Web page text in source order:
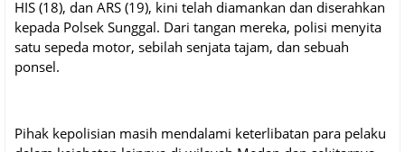
HIS (18), dan ARS (19), kini telah diamankan dan diserahkan
kepada Polsek Sunggal. Dari tangan mereka, polisi menyita
satu sepeda motor, sebilah senjata tajam, dan sebuah
ponsel.
Pihak kepolisian masih mendalami keterlibatan para pelaku